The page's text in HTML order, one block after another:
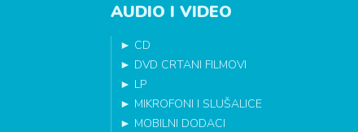
AUDIO I VIDEO
► CD
► DVD CRTANI FILMOVI
► LP
► MIKROFONI I SLUŠALICE
► MOBILNI DODACI